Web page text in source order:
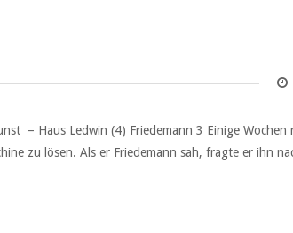
– Haus Ledwin (4) Friedemann 3 Einige
zu lösen. Als er Friedemann sah, fragte er ihn